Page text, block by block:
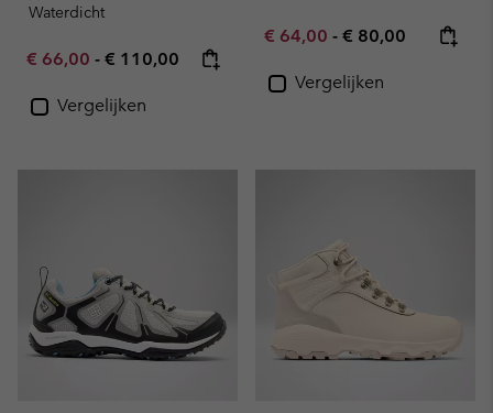
Waterdicht
Minimum sale price:
€ 66,00 - Maximum price:
€ 110,00
Vergelijken
Minimum sale price:
€ 64,00 - Maximum price:
€ 80,00
Vergelijken